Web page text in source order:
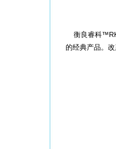
衡良睿科
的经典产品。